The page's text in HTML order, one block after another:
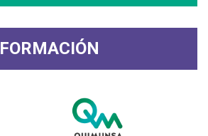
FORMACIÓN